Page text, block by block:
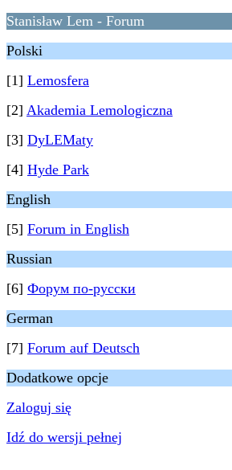
Stanisław Lem - Forum
Polski
[1] Lemosfera
[2] Akademia Lemologiczna
[3] DyLEMaty
[4] Hyde Park
English
[5] Forum in English
Russian
[6] Форум по-русски
German
[7] Forum auf Deutsch
Dodatkowe opcje
Zaloguj się
Idź do wersji pełnej